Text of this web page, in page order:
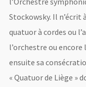
Stockowsky. Il n’écrit
quatuor à cordes ou
l’orchestre ou
ensuite sa
« Quatuor de Liège